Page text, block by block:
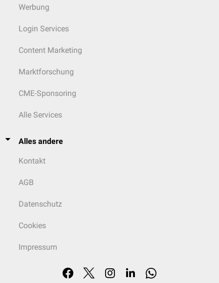
Werbung
Login Services
Content Marketing
Marktforschung
CME-Sponsoring
Alle Services
Alles andere
Kontakt
AGB
Datenschutz
Cookies
Impressum